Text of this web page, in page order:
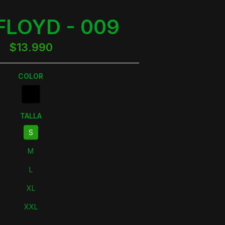
- 009
$13.990
COLOR
TALLA
S
M
L
XL
XXL